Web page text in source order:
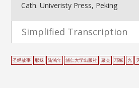
Cath. Univeristy Press, Peking
Simplified Transcription
圣经故事 耶稣 陆鸿年 辅仁大学出版社 聚会 耶稣 光